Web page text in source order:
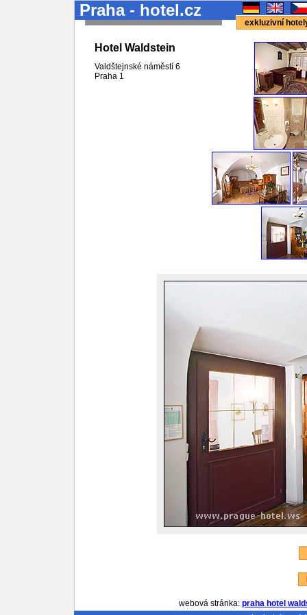
Praha - hotel.cz
exkluzivní
Hotel Waldstein
Valdštejnské náměstí 6
Praha 1
webová stránka: praha hotel